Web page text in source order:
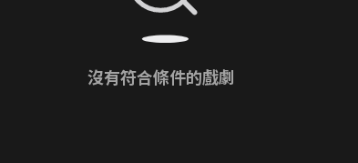
沒有符合條件的戲劇